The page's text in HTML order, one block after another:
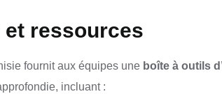
et ressources
fournit aux équipes une boîte à outils
incluant :